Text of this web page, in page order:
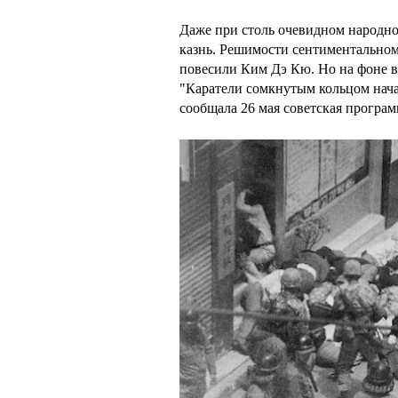
Даже при столь очевидном
казнь. Решимости
повесили Ким Дэ Кю. Но на фоне
"Каратели сомкнутым кольцом
сообщала 26 мая советская